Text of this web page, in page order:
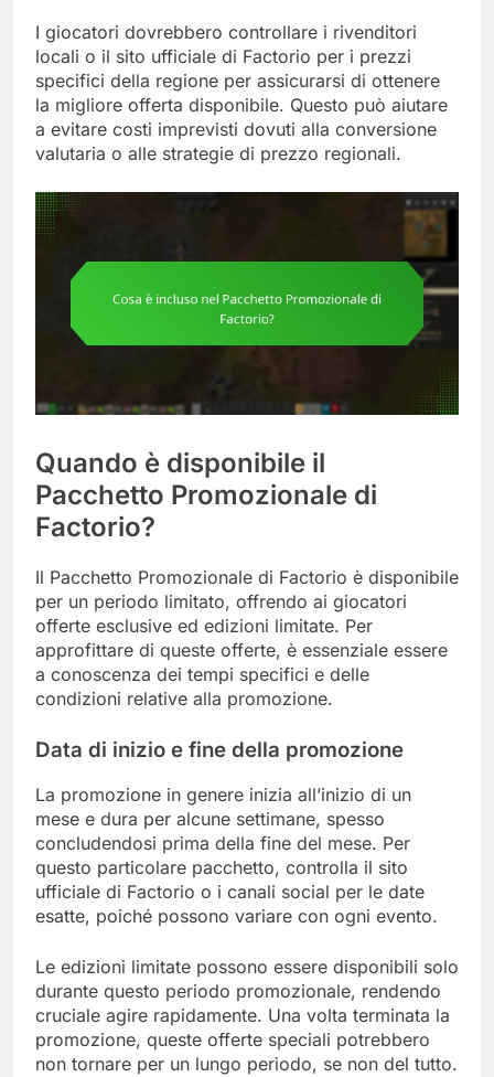
I giocatori dovrebbero controllare i rivenditori
locali o il sito ufficiale di Factorio per i prezzi
specifici della regione per assicurarsi di ottenere
la migliore offerta disponibile. Questo può aiutare
a evitare costi imprevisti dovuti alla conversione
valutaria o alle strategie di prezzo regionali.
Quando è disponibile il
Pacchetto Promozionale di
Factorio?
Il Pacchetto Promozionale di Factorio è disponibile
per un periodo limitato, offrendo ai giocatori
offerte esclusive ed edizioni limitate. Per
approfittare di queste offerte, è essenziale essere
a conoscenza dei tempi specifici e delle
condizioni relative alla promozione.
Data di inizio e fine della promozione
La promozione in genere inizia all’inizio di un
mese e dura per alcune settimane, spesso
concludendosi prima della fine del mese. Per
questo particolare pacchetto, controlla il sito
ufficiale di Factorio o i canali social per le date
esatte, poiché possono variare con ogni evento.
Le edizioni limitate possono essere disponibili solo
durante questo periodo promozionale, rendendo
cruciale agire rapidamente. Una volta terminata la
promozione, queste offerte speciali potrebbero
non tornare per un lungo periodo, se non del tutto.